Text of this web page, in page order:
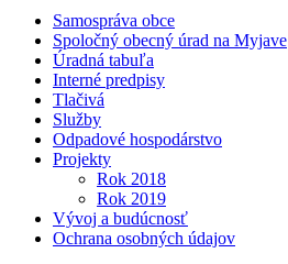
Samospráva obce
Spoločný obecný úrad na Myjave
Úradná tabuľa
Interné predpisy
Tlačivá
Služby
Odpadové hospodárstvo
Projekty
Rok 2018
Rok 2019
Vývoj a budúcnosť
Ochrana osobných údajov